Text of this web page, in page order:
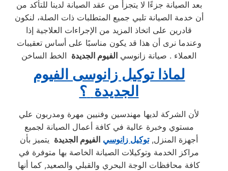
بعد الصيانة جزءًا لا يتجزأ من عقد الصيانة لدينا للتأكد من
أن خدمة الصيانة تلبي جميع المتطلبات ذات الصلة، لنكون
قادرين على اتخاذ المزيد من الإجراءات العلاجية إذا
وعندما نرى أن هذا قد يكون مناسبًا على أساس تعقيبات
العملاء . صيانة زانوسي الفيوم الجديدة الخط الساخن
لماذا توكيل زانوسى الفيوم
الجديدة ؟
لأن الشركة لديها مهندسين وفنيين مهرة ومدربون علي
مستوي وخبرة عالية في كافة أعمال الصيانة لجميع
أجهزة المنزل,توكيل زانوسي الفيوم الجديدة يتميز بأن
مراكز الخدمة وتوكيلات الصيانة الخاصة بها متوفرة في
كافة محافظات الوجة البحري والقبلي والصعيد, كما أنها